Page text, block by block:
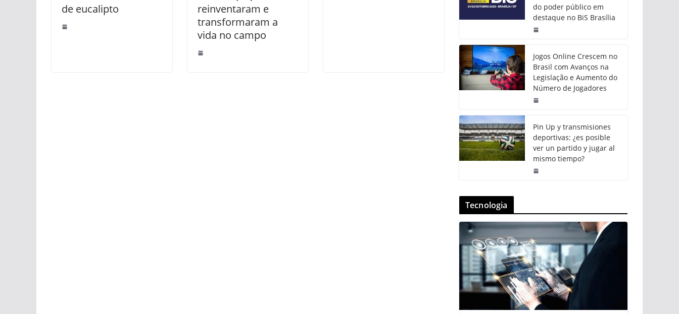
de eucalipto
reinventaram e
transformaram a
vida no campo
do poder público em
destaque no BiS Brasília
Jogos Online Crescem no
Brasil com Avanços na
Legislação e Aumento do
Número de Jogadores
Pin Up y transmisiones
deportivas: ¿es posible
ver un partido y jugar al
mismo tiempo?
Tecnologia